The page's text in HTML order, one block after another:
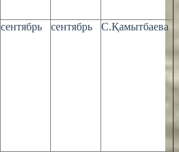
сентябрь сентябрь С.Қамытбаева